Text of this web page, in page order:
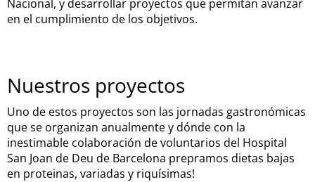
Nacional, y desarrollar proyectos que permitan avanzar
en el cumplimiento de los objetivos.
Nuestros proyectos
Uno de estos proyectos son las jornadas gastronómicas
que se organizan anualmente y dónde con la
inestimable colaboración de voluntarios del Hospital
San Joan de Deu de Barcelona prepramos dietas bajas
en proteinas, variadas y riquísimas!